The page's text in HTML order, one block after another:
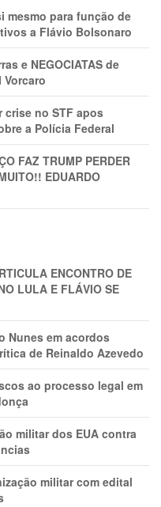
mesmo para função de
a Flávio Bolsonaro
e NEGOCIATAS de
crise no STF apos
a Polícia Federal
FAZ TRUMP PERDER
EDUARDO
ENCONTRO DE
LULA E FLÁVIO SE
Nunes em acordos
de Reinaldo Azevedo
ao processo legal em
militar dos EUA contra
militar com edital